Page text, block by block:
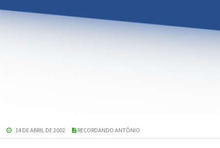
14 DE ABRIL DE 2002 RECORDANDO ANTÔNIO